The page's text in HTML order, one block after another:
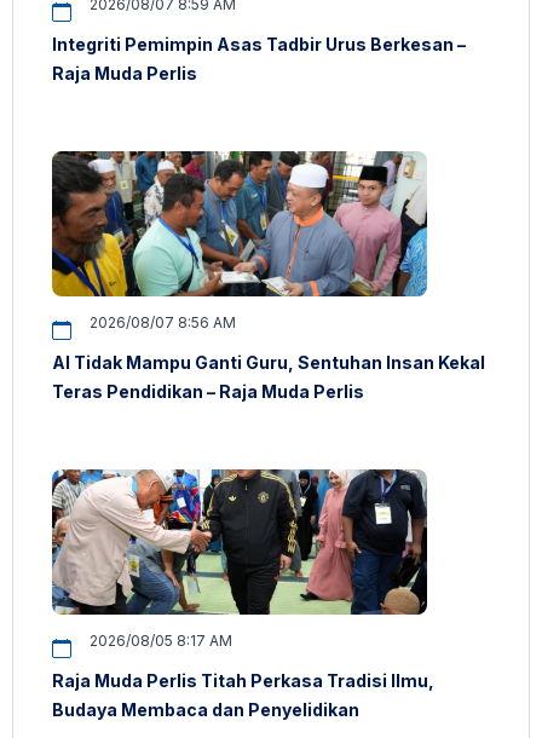
2026/08/07 8:59 AM
Integriti Pemimpin Asas Tadbir Urus Berkesan –
Raja Muda Perlis
2026/08/07 8:56 AM
AI Tidak Mampu Ganti Guru, Sentuhan Insan Kekal
Teras Pendidikan – Raja Muda Perlis
2026/08/05 8:17 AM
Raja Muda Perlis Titah Perkasa Tradisi Ilmu,
Budaya Membaca dan Penyelidikan